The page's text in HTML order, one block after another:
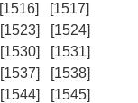
[1516]
[1517]
[1523]
[1524]
[1530]
[1531]
[1537]
[1538]
[1544]
[1545]